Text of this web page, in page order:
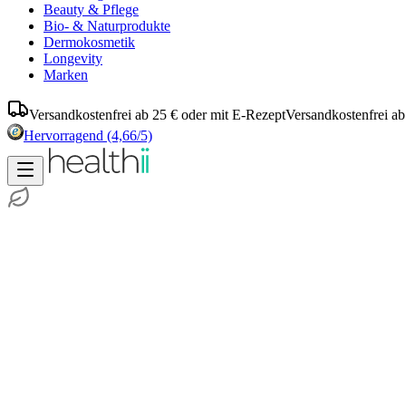
Beauty & Pflege
Bio- & Naturprodukte
Dermokosmetik
Longevity
Marken
Versandkostenfrei ab 25 € oder mit E-RezeptVersandkostenfrei
Hervorragend (4,66/5)